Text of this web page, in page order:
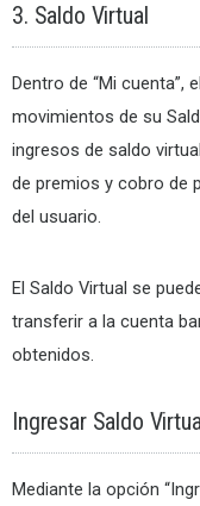
3. Saldo Virtual
Dentro de “Mi
movimientos de su
ingresos de saldo
de premios y cobro de
del usuario.
El Saldo Virtual se
transferir a la cuenta
obtenidos.
Ingresar Saldo
Mediante la opción